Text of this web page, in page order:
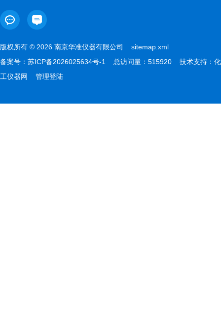
版权所有 © 2026 南京华准仪器有限公司 sitemap.xml
备案号： 苏ICP备2026025634号-1 总访问量：515920 技术支持： 化
工仪器网
管理登陆